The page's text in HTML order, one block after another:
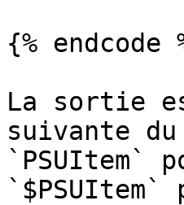
{% endcode
La sortie
suivante
`PSUItem`